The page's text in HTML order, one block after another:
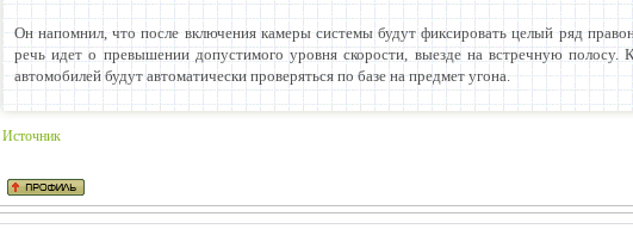
Он напомнил, что после включения камеры системы будут фиксировать целый ряд
речь идет о превышении допустимого уровня скорости, выезде на встречную полосу.
автомобилей будут автоматически проверяться по базе на предмет угона.
Источник